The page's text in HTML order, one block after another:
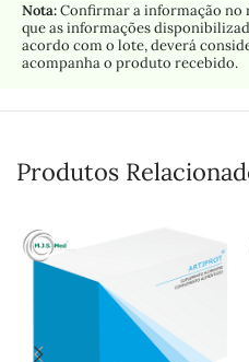
Nota:Confirmar a informação
que as informações
acordo com o lote, deverá
acompanha o produto recebido.
Produtos